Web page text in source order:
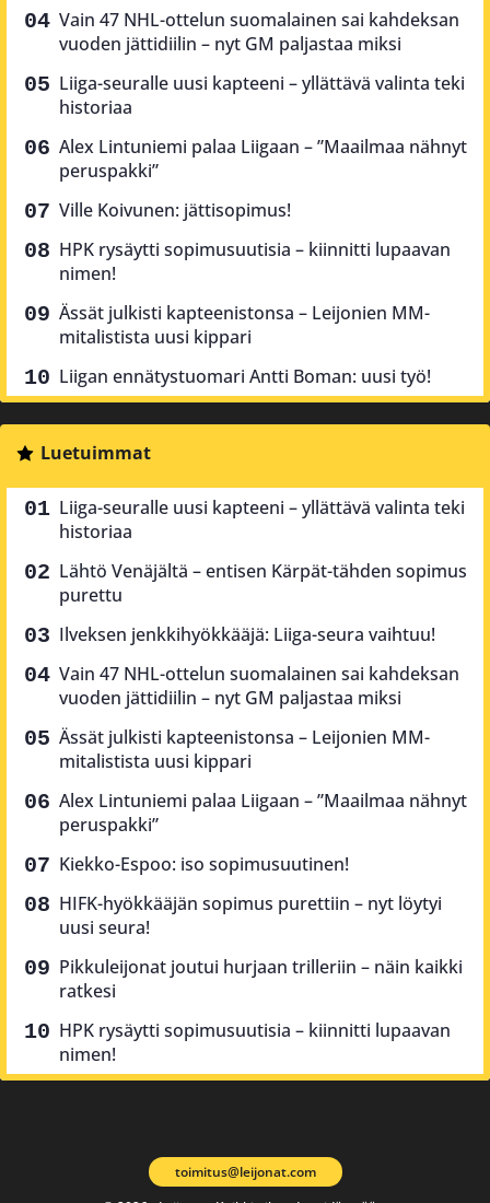
Vain 47 NHL-ottelun suomalainen sai kahdeksan
vuoden jättidiilin – nyt GM paljastaa miksi
Liiga-seuralle uusi kapteeni – yllättävä valinta teki
historiaa
Alex Lintuniemi palaa Liigaan – ”Maailmaa nähnyt
peruspakki”
Ville Koivunen: jättisopimus!
HPK rysäytti sopimusuutisia – kiinnitti lupaavan
nimen!
Ässät julkisti kapteenistonsa – Leijonien MM-
mitalistista uusi kippari
Liigan ennätystuomari Antti Boman: uusi työ!
Luetuimmat
Liiga-seuralle uusi kapteeni – yllättävä valinta teki
historiaa
Lähtö Venäjältä – entisen Kärpät-tähden sopimus
purettu
Ilveksen jenkkihyökkääjä: Liiga-seura vaihtuu!
Vain 47 NHL-ottelun suomalainen sai kahdeksan
vuoden jättidiilin – nyt GM paljastaa miksi
Ässät julkisti kapteenistonsa – Leijonien MM-
mitalistista uusi kippari
Alex Lintuniemi palaa Liigaan – ”Maailmaa nähnyt
peruspakki”
Kiekko-Espoo: iso sopimusuutinen!
HIFK-hyökkääjän sopimus purettiin – nyt löytyi
uusi seura!
Pikkuleijonat joutui hurjaan trilleriin – näin kaikki
ratkesi
HPK rysäytti sopimusuutisia – kiinnitti lupaavan
nimen!
toimitus@leijonat.com